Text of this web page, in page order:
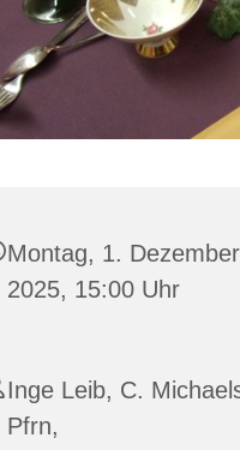
Montag, 1. Dezember
2025, 15:00 Uhr
Inge Leib, C.
Pfrn,